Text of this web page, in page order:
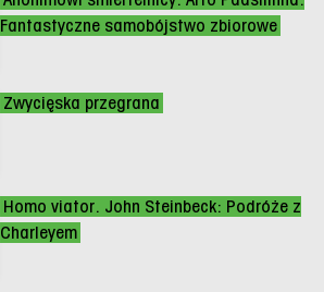
Fantastyczne samobójstwo zbiorowe
Zwycięska przegrana
Homo viator. John Steinbeck: Podróże z
Charleyem